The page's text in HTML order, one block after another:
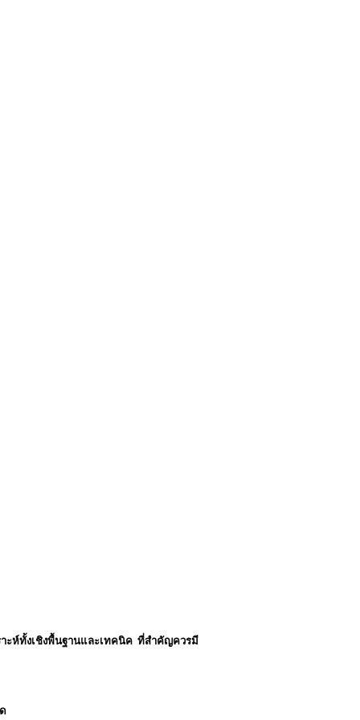
าะห์ทั้งเชิงพื้นฐานและเทคนิค ที่สำคัญควรมี